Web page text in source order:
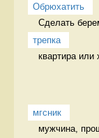
Обрюхатить
Сделать
трепка
квартира или
мгсник
мужчина,